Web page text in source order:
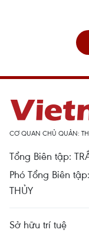
CƠ QUAN CHỦ QUẢN:
Tổng Biên tập:
Phó Tổng Biên
THỦY
Sở hữu trí tuệ